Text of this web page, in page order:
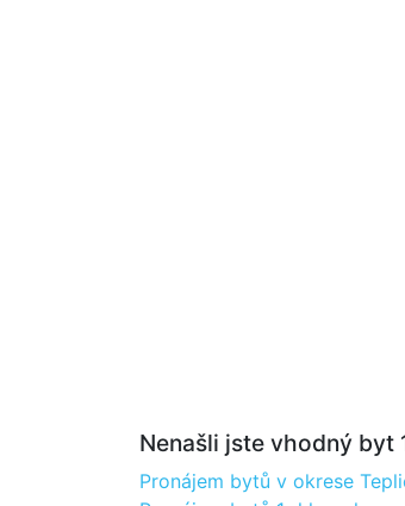
Nenašli jste vhodný byt
Pronájem bytů v okrese